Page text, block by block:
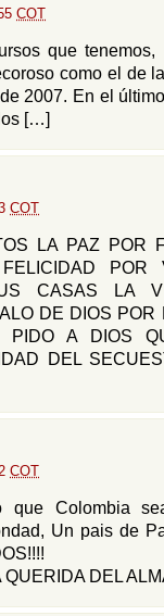
COT
que tenemos,
como el de
2007. En el
[…]
COT
LA PAZ POR
POR
CASAS LA
DE DIOS POR
PIDO A DIOS
DEL
COT
que Colombia
Un pais de
DEL